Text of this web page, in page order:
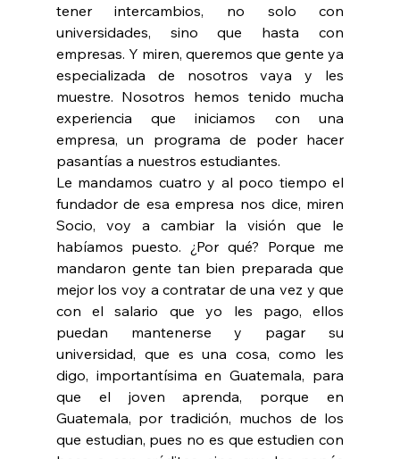
tener intercambios, no solo con
universidades, sino que hasta con
empresas. Y miren, queremos que gente ya
especializada de nosotros vaya y les
muestre. Nosotros hemos tenido mucha
experiencia que iniciamos con una
empresa, un programa de poder hacer
pasantías a nuestros estudiantes.
Le mandamos cuatro y al poco tiempo el
fundador de esa empresa nos dice, miren
Socio, voy a cambiar la visión que le
habíamos puesto. ¿Por qué? Porque me
mandaron gente tan bien preparada que
mejor los voy a contratar de una vez y que
con el salario que yo les pago, ellos
puedan mantenerse y pagar su
universidad, que es una cosa, como les
digo, importantísima en Guatemala, para
que el joven aprenda, porque en
Guatemala, por tradición, muchos de los
que estudian, pues no es que estudien con